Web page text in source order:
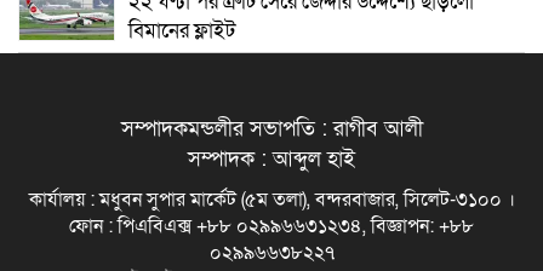
বিমানের ফ্লাইট
সম্পাদকমন্ডলীর সভাপতি : রাগীব আলী
সম্পাদক : আব্দুল হাই
কার্যালয় : মধুবন সুপার মার্কেট (৫ম তলা), বন্দরবাজার, সিলেট-৩১০০ ।
ফোন : পিএবিএক্স +৮৮ ০২৯৯৬৬৩১২৩৪, বিজ্ঞাপন: +৮৮
০২৯৯৬৬৩৮২২৭